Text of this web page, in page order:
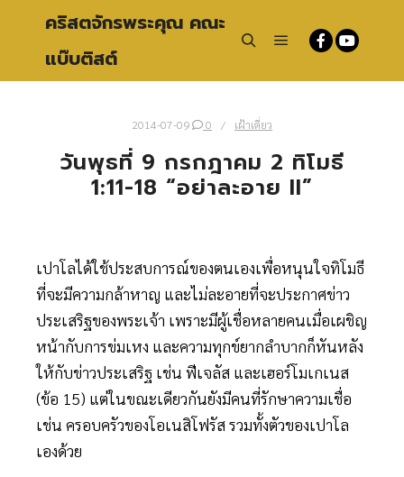
คริสตจักรพระคุณ คณะ
แบ๊บติสต์
2014-07-09 0 เฝ้าเดี่ยว
วันพุธที่ 9 กรกฎาคม 2 ทิโมธี
1:11-18 “อย่าละอาย II”
เปาโลได้ใช้ประสบการณ์ของตนเองเพื่อหนุนใจทิโมธี
ที่จะมีความกล้าหาญ และไม่ละอายที่จะประกาศข่าว
ประเสริฐของพระเจ้า เพราะมีผู้เชื่อหลายคนเมื่อเผชิญ
หน้ากับการข่มเหง และความทุกข์ยากลำบากก็หันหลัง
ให้กับข่าวประเสริฐ เช่น ฟีเจลัส และเฮอร์โมเกเนส
(ข้อ 15) แต่ในขณะเดียวกันยังมีคนที่รักษาความเชื่อ
เช่น ครอบครัวของโอเนสิโฟรัส รวมทั้งตัวของเปาโล
เองด้วย